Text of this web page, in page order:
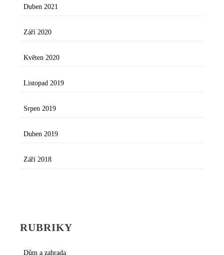
Duben 2021
Září 2020
Květen 2020
Listopad 2019
Srpen 2019
Duben 2019
Září 2018
RUBRIKY
Dům a zahrada